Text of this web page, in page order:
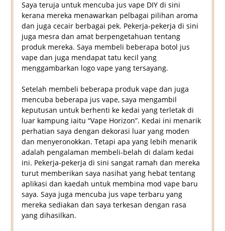
Saya teruja untuk mencuba jus vape DIY di sini
kerana mereka menawarkan pelbagai pilihan aroma
dan juga cecair berbagai pek. Pekerja-pekerja di sini
juga mesra dan amat berpengetahuan tentang
produk mereka. Saya membeli beberapa botol jus
vape dan juga mendapat tatu kecil yang
menggambarkan logo vape yang tersayang.
Setelah membeli beberapa produk vape dan juga
mencuba beberapa jus vape, saya mengambil
keputusan untuk berhenti ke kedai yang terletak di
luar kampung iaitu “Vape Horizon”. Kedai ini menarik
perhatian saya dengan dekorasi luar yang moden
dan menyeronokkan. Tetapi apa yang lebih menarik
adalah pengalaman membeli-belah di dalam kedai
ini. Pekerja-pekerja di sini sangat ramah dan mereka
turut memberikan saya nasihat yang hebat tentang
aplikasi dan kaedah untuk membina mod vape baru
saya. Saya juga mencuba jus vape terbaru yang
mereka sediakan dan saya terkesan dengan rasa
yang dihasilkan.